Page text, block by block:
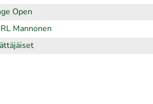
Open
Mannonen